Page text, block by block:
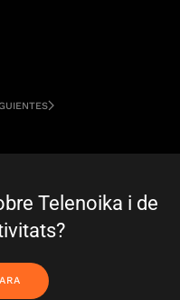
Telenoika i de